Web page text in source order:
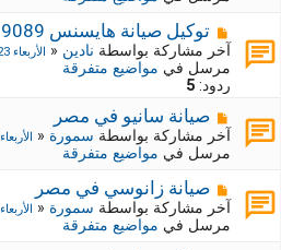
د
ي
د
ة
ر
ك
ة
ج
د
ي
د
ة
م
ش
ر
ك
ة
ج
د
ي
د
ة
توكيل صيانة هايسنس 19089
آخر مشاركة بواسطة نادين« الأربعاء 23 يوليو 2025, الساعة 10:46
مرسل في مواضيع متفرقة
ردود: 5
م
ش
ر
ك
ة
ج
د
صيانة سانيو في مصر
آخر مشاركة بواسطة سمورة« الأربعاء 23 يوليو 2025, الساعة 10:35
مرسل في مواضيع متفرقة
م
ش
ر
صيانة زانوسي في مصر
آخر مشاركة بواسطة سمورة« الأربعاء 23 يوليو 2025, الساعة 10:24
مرسل في مواضيع متفرقة